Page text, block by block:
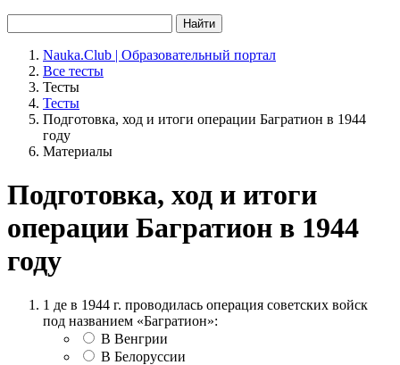
Найти
Nauka.Club | Образовательный портал
Все тесты
Тесты
Тесты
Подготовка, ход и итоги операции Багратион в 1944
году
Материалы
Подготовка, ход и итоги
операции Багратион в 1944
году
1 де в 1944 г. проводилась операция советских войск
под названием «Багратион»:
В Венгрии
В Белоруссии